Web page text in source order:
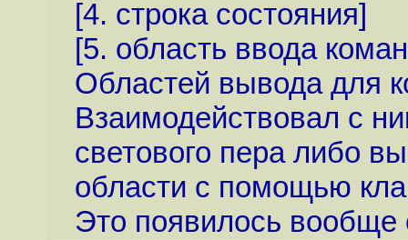
[4. строка состояния]
[5. область ввода
Областей вывода для
Взаимодействовал с
светового пера либо
области с помощью
Это появилось